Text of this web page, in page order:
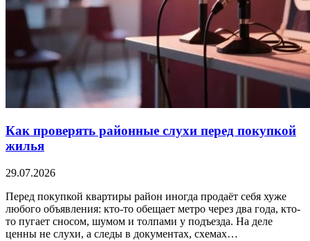
Как проверять районные слухи перед покупкой
жилья
29.07.2026
Перед покупкой квартиры район иногда продаёт себя хуже
любого объявления: кто-то обещает метро через два года, кто-
то пугает сносом, шумом и толпами у подъезда. На деле
ценны не слухи, а следы в документах, схемах…